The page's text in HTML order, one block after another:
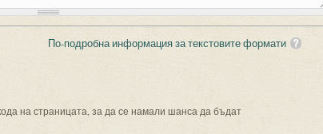
По-подробна информация за текстовите формати
на страницата, за да се намали шанса да бъдат